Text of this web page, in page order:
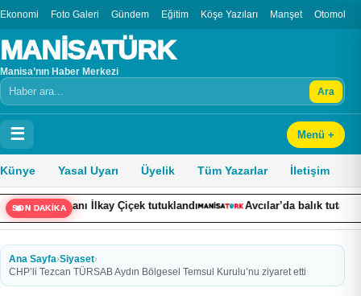
Ekonomi Foto Galeri Gündem Eğitim Köşe Yazıları Manşet Otomobil
MANİSATÜRK
Manisa’nın Haber Merkezi
Arama Ara
☰ Menü +
Künye Yasal Uyarı Üyelik Tüm Yazarlar İletişim
SON DAKİKA
Çiçek tutuklandı Avcılar’da balık tutarken denize düşen
Ana Sayfa›Siyaset›
CHP’li Tezcan TÜRSAB Aydın Bölgesel Temsul Kurulu’nu ziyaret etti